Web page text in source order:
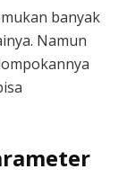
banyak
Namun